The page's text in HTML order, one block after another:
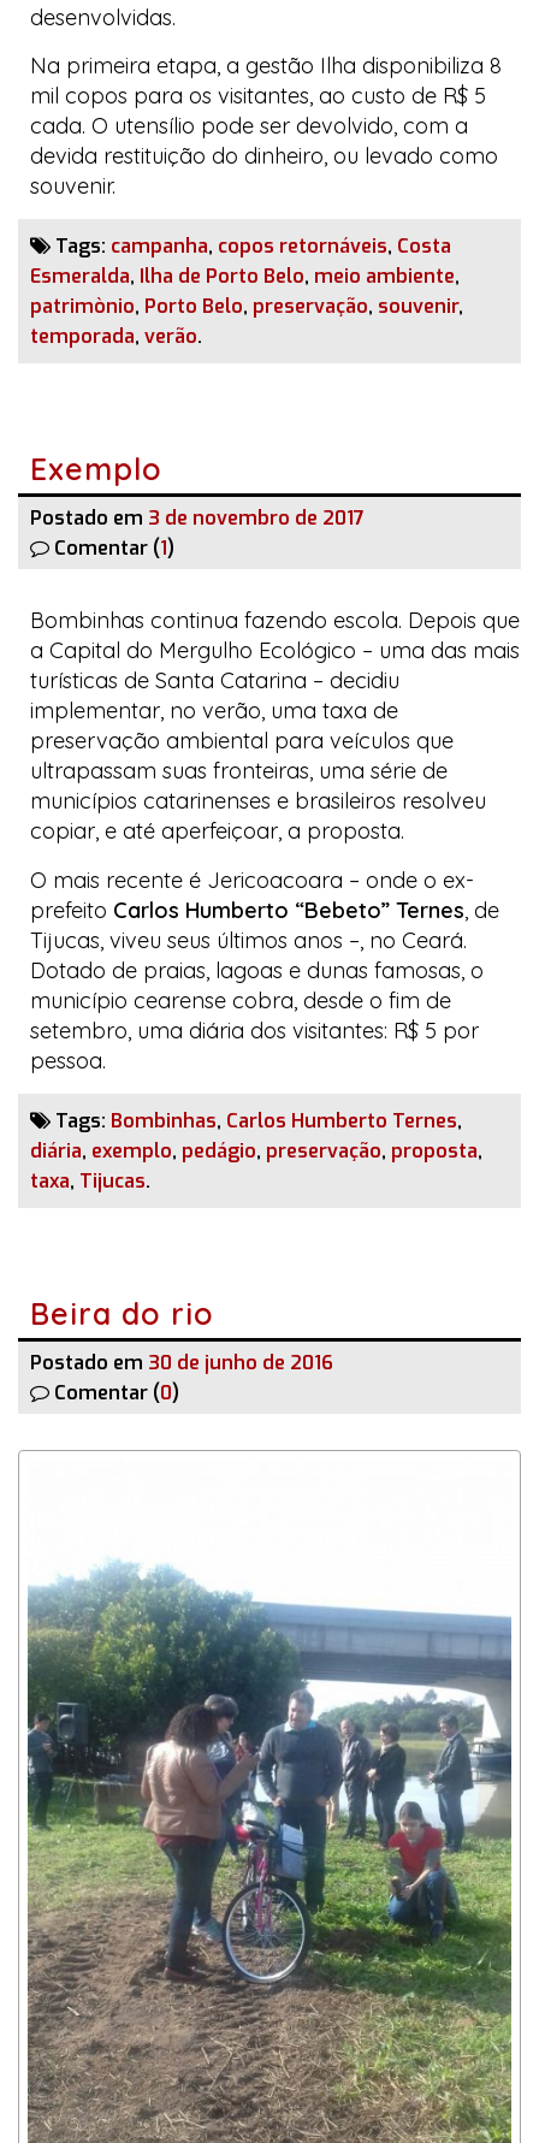
desenvolvidas.
Na primeira etapa, a gestão Ilha disponibiliza 8
mil copos para os visitantes, ao custo de R$ 5
cada. O utensílio pode ser devolvido, com a
devida restituição do dinheiro, ou levado como
souvenir.
Tags: campanha, copos retornáveis, Costa
Esmeralda, Ilha de Porto Belo, meio ambiente,
patrimònio, Porto Belo, preservação, souvenir,
temporada, verão.
Exemplo
Postado em 3 de novembro de 2017
Comentar (1)
Bombinhas continua fazendo escola. Depois que
a Capital do Mergulho Ecológico – uma das mais
turísticas de Santa Catarina – decidiu
implementar, no verão, uma taxa de
preservação ambiental para veículos que
ultrapassam suas fronteiras, uma série de
municípios catarinenses e brasileiros resolveu
copiar, e até aperfeiçoar, a proposta.
O mais recente é Jericoacoara – onde o ex-
prefeito Carlos Humberto “Bebeto” Ternes, de
Tijucas, viveu seus últimos anos –, no Ceará.
Dotado de praias, lagoas e dunas famosas, o
município cearense cobra, desde o fim de
setembro, uma diária dos visitantes: R$ 5 por
pessoa.
Tags: Bombinhas, Carlos Humberto Ternes,
diária, exemplo, pedágio, preservação, proposta,
taxa, Tijucas.
Beira do rio
Postado em 30 de junho de 2016
Comentar (0)